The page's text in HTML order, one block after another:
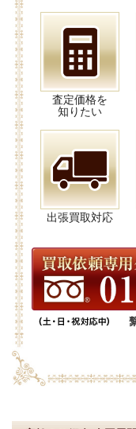
査定価格を
知りたい
出張買取対応